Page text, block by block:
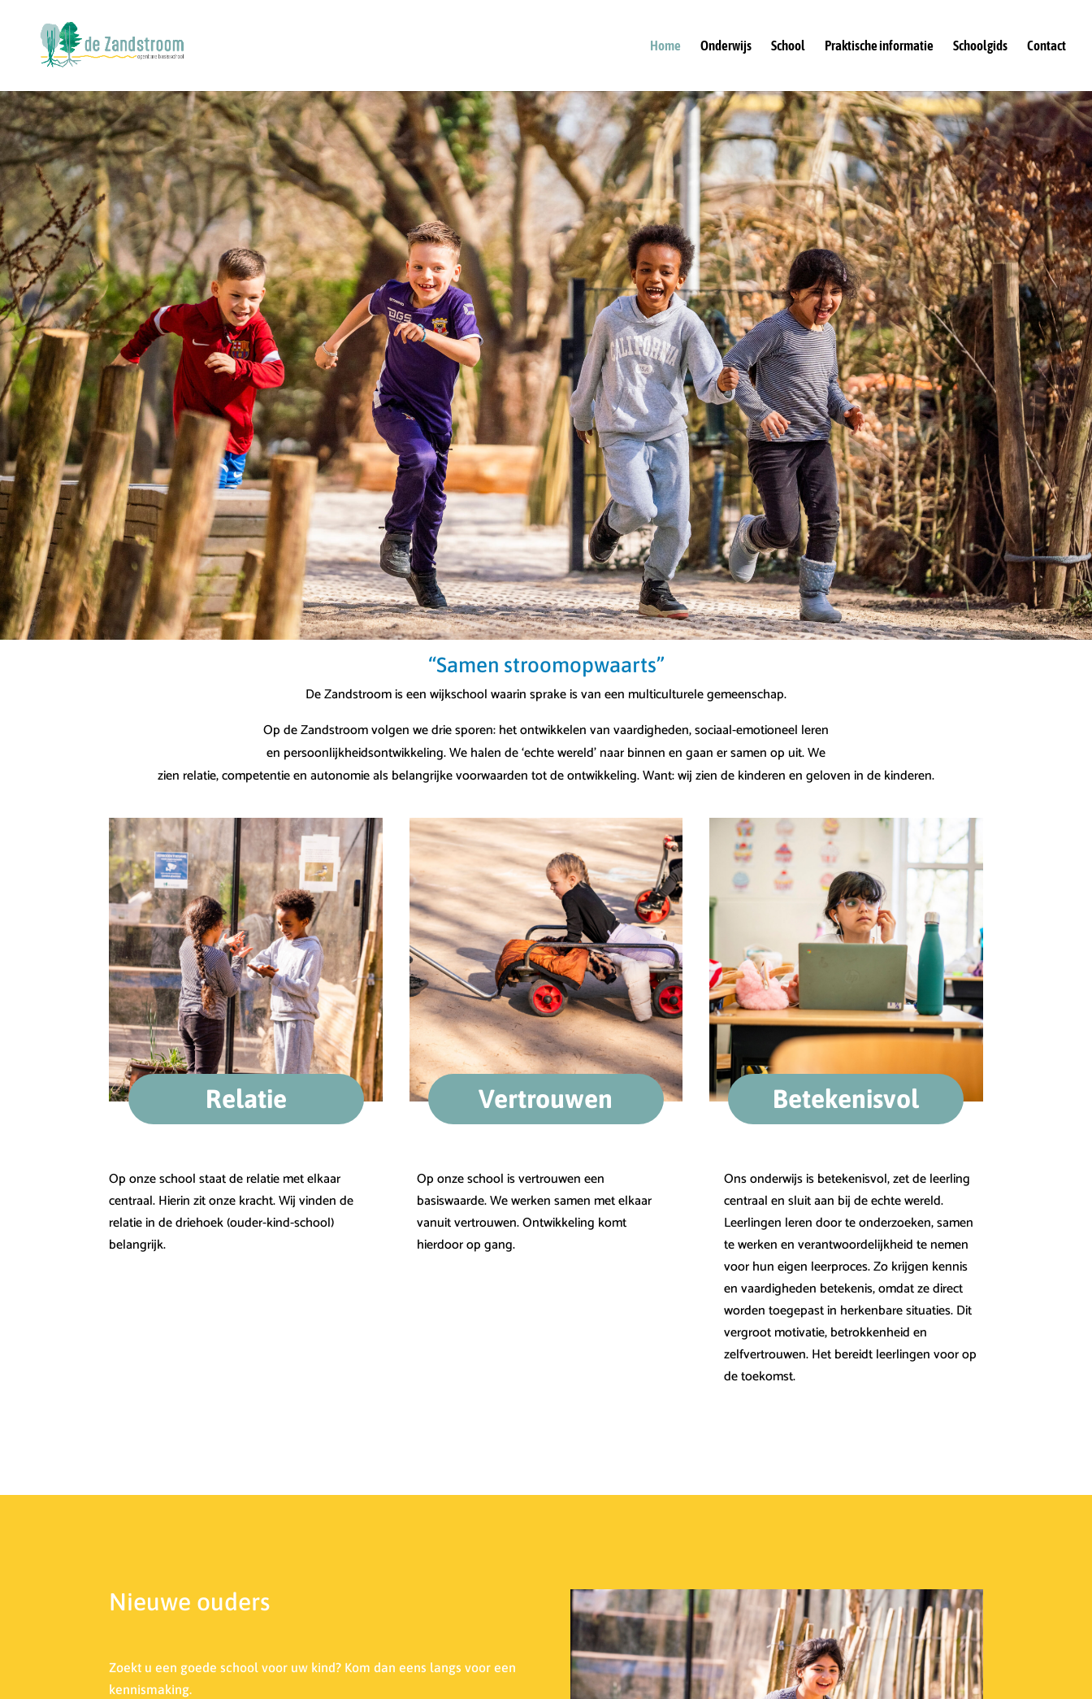
Home Onderwijs School Praktische informatie Schoolgids Contact
“Samen stroomopwaarts”
De Zandstroom is een wijkschool waarin sprake is van een multiculturele gemeenschap.
Op de Zandstroom volgen we drie sporen: het ontwikkelen van vaardigheden, sociaal-emotioneel leren
en persoonlijkheidsontwikkeling. We halen de ‘echte wereld’ naar binnen en gaan er samen op uit. We
zien relatie, competentie en autonomie als belangrijke voorwaarden tot de ontwikkeling. Want: wij zien de kinderen en geloven in de kinderen.
Relatie Vertrouwen Betekenisvol
Op onze school staat de relatie met elkaar
centraal. Hierin zit onze kracht. Wij vinden de
relatie in de driehoek (ouder-kind-school)
belangrijk.
Op onze school is vertrouwen een
basiswaarde. We werken samen met elkaar
vanuit vertrouwen. Ontwikkeling komt
hierdoor op gang.
Ons onderwijs is betekenisvol, zet de leerling
centraal en sluit aan bij de echte wereld.
Leerlingen leren door te onderzoeken, samen
te werken en verantwoordelijkheid te nemen
voor hun eigen leerproces. Zo krijgen kennis
en vaardigheden betekenis, omdat ze direct
worden toegepast in herkenbare situaties. Dit
vergroot motivatie, betrokkenheid en
zelfvertrouwen. Het bereidt leerlingen voor op
de toekomst.
Nieuwe ouders
Zoekt u een goede school voor uw kind? Kom dan eens langs voor een
kennismaking.